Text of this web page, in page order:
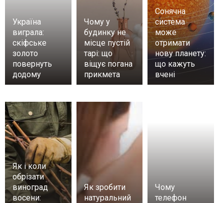
Україна
виграла:
скіфське
золото
повернуть
додому
Чому у
будинку не
місце пустій
тарі: що
віщує погана
прикмета
Сонячна
система
може
отримати
нову планету:
що кажуть
вчені
Як і коли
обрізати
виноград
восени:
Як зробити
натуральний
Чому
телефон